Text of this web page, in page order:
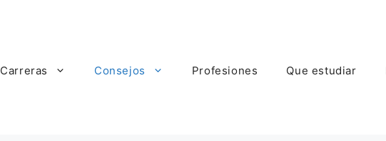
Carreras Consejos Profesiones Que estudiar